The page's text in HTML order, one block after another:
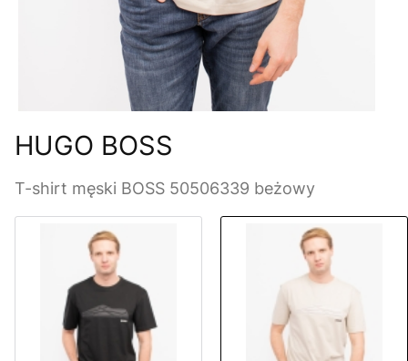
HUGO BOSS
T-shirt męski BOSS 50506339 beżowy